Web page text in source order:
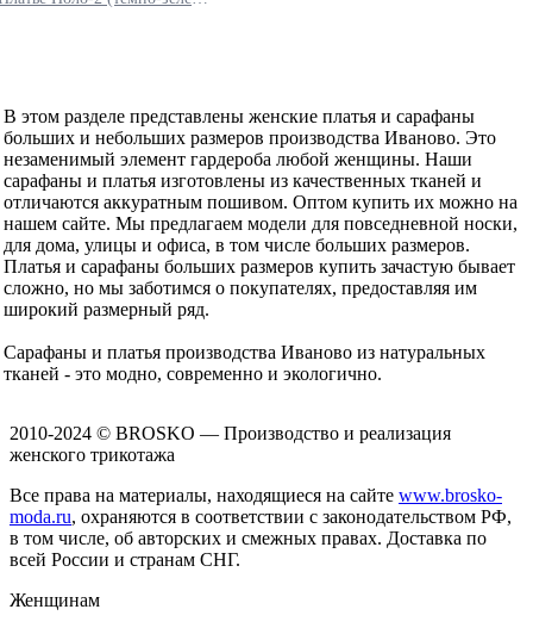
В этом разделе представлены женские платья и сарафаны
больших и небольших размеров производства Иваново. Это
незаменимый элемент гардероба любой женщины. Наши
сарафаны и платья изготовлены из качественных тканей и
отличаются аккуратным пошивом. Оптом купить их можно на
нашем сайте. Мы предлагаем модели для повседневной носки,
для дома, улицы и офиса, в том числе больших размеров.
Платья и сарафаны больших размеров купить зачастую бывает
сложно, но мы заботимся о покупателях, предоставляя им
широкий размерный ряд.
Сарафаны и платья производства Иваново из натуральных
тканей - это модно, современно и экологично.
2010-2024 © BROSKO — Производство и реализация
женского трикотажа
Все права на материалы, находящиеся на сайте www.brosko-
moda.ru, охраняются в соответствии с законодательством РФ,
в том числе, об авторских и смежных правах. Доставка по
всей России и странам СНГ.
Женщинам